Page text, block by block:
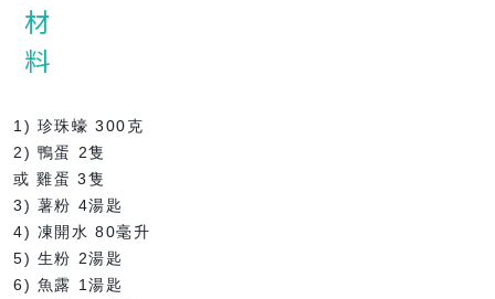
1) 珍珠蠔 300克
2) 鴨蛋 2隻
或 雞蛋 3隻
3) 薯粉 4湯匙
4) 凍開水 80毫升
5) 生粉 2湯匙
6) 魚露 1湯匙